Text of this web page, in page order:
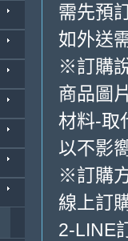
需先預
如外送
※訂購
商品圖
材料-取
以不影
※訂購
線上訂
2-LINE